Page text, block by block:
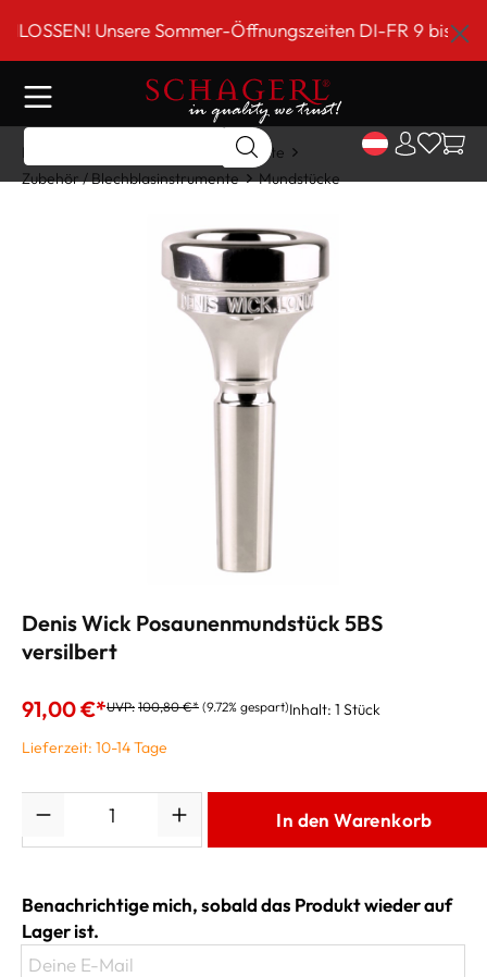
springen
Unsere Sommer-Öffnungszeiten DI-FR 9 bis 18
Home
Blechblasinstrumente
Zubehör / Blechblasinstrumente
Mundstücke
Denis Wick Posaunenmundstück 5BS
versilbert
91,00 €*UVP: 100,80 €* (9.72% gespart)Inhalt: 1 Stück
Lieferzeit: 10-14 Tage
In den Warenkorb
Benachrichtige mich, sobald das Produkt wieder auf
Lager ist.
Deine E-Mail